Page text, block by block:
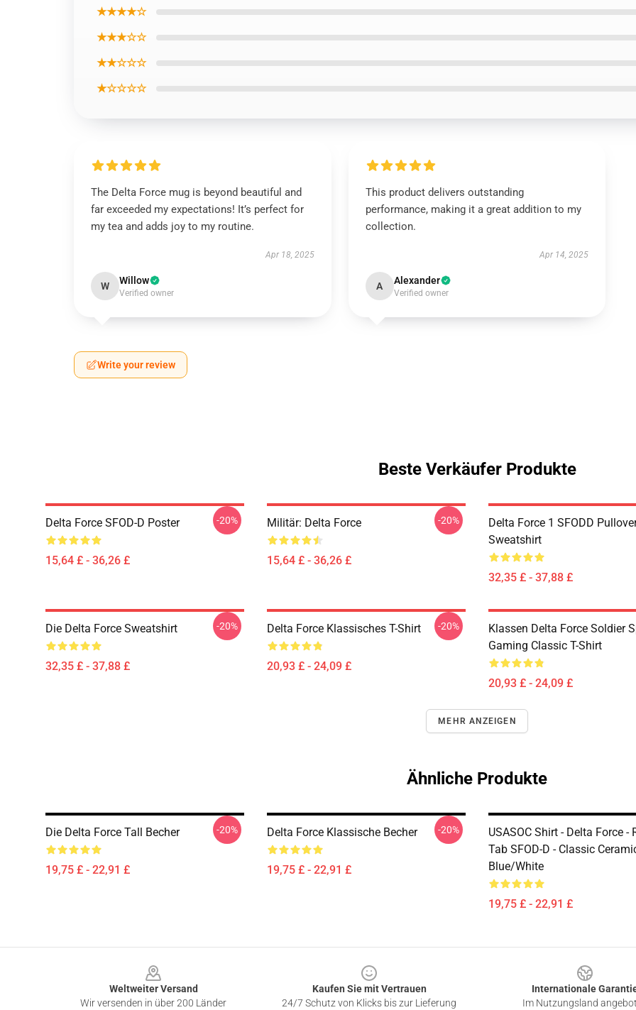
★★★★☆
★★★☆☆
★★☆☆☆
★☆☆☆☆
The Delta Force mug is beyond beautiful and
far exceeded my expectations! It’s perfect for
my tea and adds joy to my routine.
Apr 18, 2025
W Willow
Verified owner
This product delivers outstanding
performance, making it a great addition to my
collection.
Apr 14, 2025
A Alexander
Verified owner
Write your review
Beste Verkäufer Produkte
Delta Force SFOD-D Poster
15,64 £ - 36,26 £
-20% Militär: Delta Force
15,64 £ - 36,26 £
-20%
Delta Force 1 SFODD
Sweatshirt
32,35 £ - 37,88 £
Die Delta Force Sweatshirt
32,35 £ - 37,88 £
-20% Delta Force Klassisches T-Shirt
20,93 £ - 24,09 £
-20%
Klassen Delta Force Soldier
Gaming Classic T-Shirt
20,93 £ - 24,09 £
MEHR ANZEIGEN
Ähnliche Produkte
Die Delta Force Tall Becher
19,75 £ - 22,91 £
-20% Delta Force Klassische Becher
19,75 £ - 22,91 £
-20%
USASOC Shirt - Delta Force -
Tab SFOD-D - Classic
Blue/White
19,75 £ - 22,91 £
Weltweiter Versand
Wir versenden in über 200 Länder
Kaufen Sie mit Vertrauen
24/7 Schutz von Klicks bis zur Lieferung
Internationale
Im Nutzungsland